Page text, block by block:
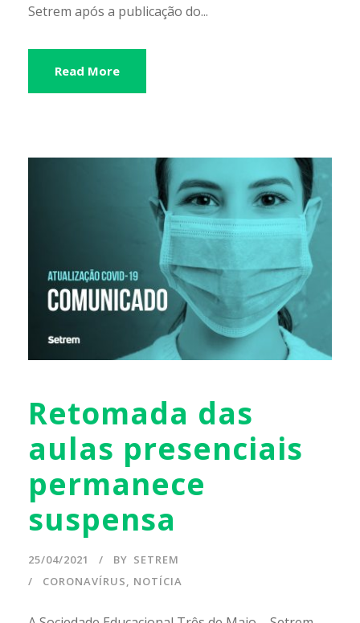
Setrem após a publicação do...
Read More
Retomada das
aulas presenciais
permanece
suspensa
25/04/2021 BY SETREM
CORONAVÍRUS, NOTÍCIA